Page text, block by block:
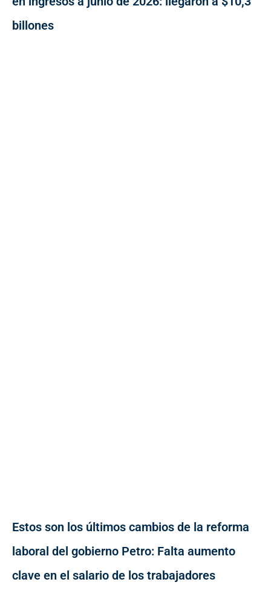
billones
Estos son los últimos cambios de la reforma
laboral del gobierno Petro: Falta aumento
clave en el salario de los trabajadores